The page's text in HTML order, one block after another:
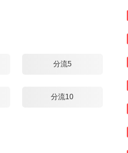
分流5
分流10